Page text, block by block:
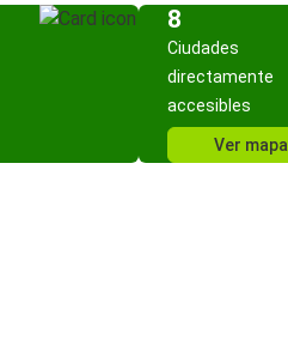
8
Ciudades
directamente
accesibles
Ver mapa